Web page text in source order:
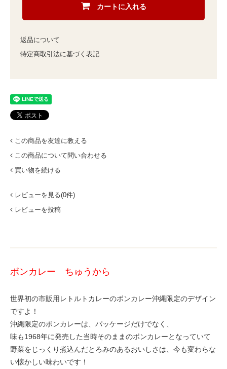
カートに入れる
返品について
特定商取引法に基づく表記
この商品を友達に教える
この商品について問い合わせる
買い物を続ける
レビューを見る(0件)
レビューを投稿
ボンカレー ちゅうから
世界初の市販用レトルトカレーのボンカレー沖縄限定のデザイン
ですよ！
沖縄限定のボンカレーは、パッケージだけでなく、
味も1968年に発売した当時そのままのボンカレーとなっていて
野菜をじっくり煮込んだとろみのあるおいしさは、今も変わらな
い懐かしい味わいです！